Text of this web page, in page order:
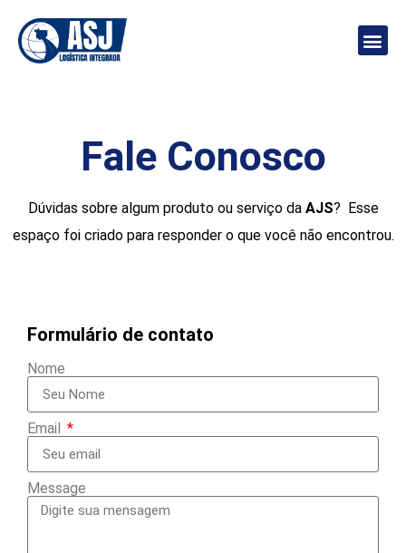
Fale Conosco
Dúvidas sobre algum produto ou serviço da AJS? Esse
espaço foi criado para responder o que você não encontrou.
Formulário de contato
Nome
Email
Message